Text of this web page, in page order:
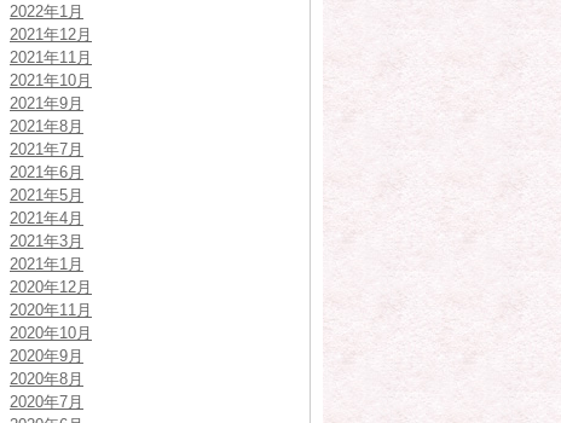
2022年1月
2021年12月
2021年11月
2021年10月
2021年9月
2021年8月
2021年7月
2021年6月
2021年5月
2021年4月
2021年3月
2021年1月
2020年12月
2020年11月
2020年10月
2020年9月
2020年8月
2020年7月